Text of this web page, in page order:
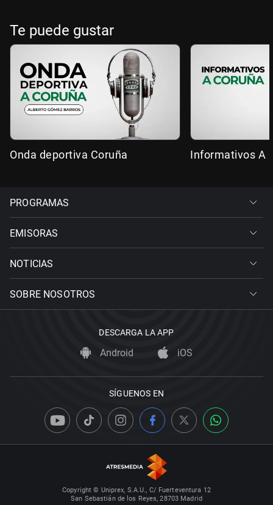
Te puede gustar
Onda deportiva Coruña Informativos A
PROGRAMAS
EMISORAS
NOTICIAS
SOBRE NOSOTROS
DESCARGA LA APP
Android iOS
SÍGUENOS EN
Copyright © Uniprex, S.A.U., C/ Fuerteventura 12
San Sebastián de los Reyes, 28703 Madrid